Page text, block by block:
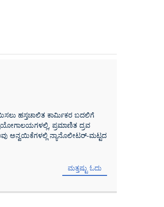
ಹಸ್ತಚಾಲಿತ ಕಾರ್ಮಿಕರ ಬದಲಿಗೆ
ಪ್ರಮಾಣಿತ ದ್ರವ
ಅನ್ವಯಿಕೆಗಳಲ್ಲಿ ನ್ಯಾನೊಲೀಟರ್-ಮಟ್ಟದ
ಮತ್ತಷ್ಟು ಓದು